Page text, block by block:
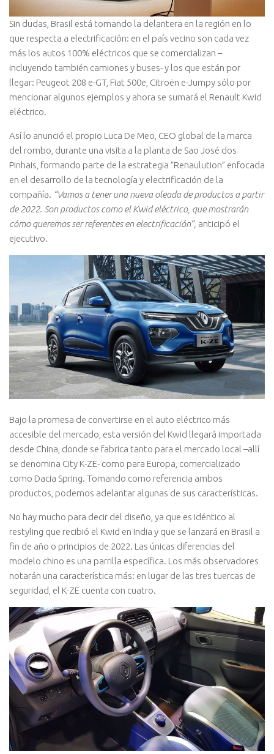
Sin dudas, Brasil está tomando la delantera en la región en lo
que respecta a electrificación: en el país vecino son cada vez
más los autos 100% eléctricos que se comercializan –
incluyendo también camiones y buses- y los que están por
llegar: Peugeot 208 e-GT, Fiat 500e, Citroën e-Jumpy sólo por
mencionar algunos ejemplos y ahora se sumará el Renault Kwid
eléctrico.
Así lo anunció el propio Luca De Meo, CEO global de la marca
del rombo, durante una visita a la planta de Sao José dos
Pinhais, formando parte de la estrategia “Renaulution” enfocada
en el desarrollo de la tecnología y electrificación de la
compañía. “Vamos a tener una nueva oleada de productos a partir
de 2022. Son productos como el Kwid eléctrico, que mostrarán
cómo queremos ser referentes en electrificación”, anticipó el
ejecutivo.
Bajo la promesa de convertirse en el auto eléctrico más
accesible del mercado, esta versión del Kwid llegará importada
desde China, donde se fabrica tanto para el mercado local –allí
se denomina City K-ZE- como para Europa, comercializado
como Dacia Spring. Tomando como referencia ambos
productos, podemos adelantar algunas de sus características.
No hay mucho para decir del diseño, ya que es idéntico al
restyling que recibió el Kwid en India y que se lanzará en Brasil a
fin de año o principios de 2022. Las únicas diferencias del
modelo chino es una parrilla específica. Los más observadores
notarán una característica más: en lugar de las tres tuercas de
seguridad, el K-ZE cuenta con cuatro.